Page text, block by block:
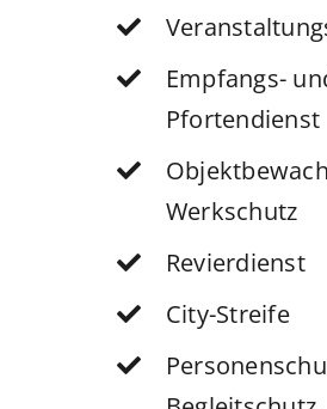
Empfangs-
Pfortendienst
Werkschutz
Revierdienst
City-Streife